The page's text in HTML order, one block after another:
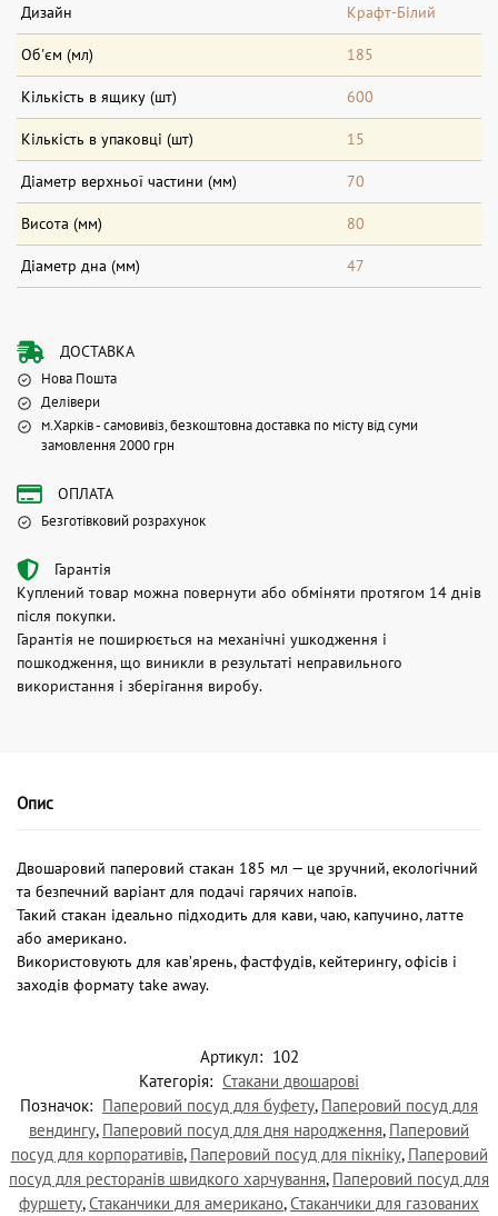
Дизайн Крафт-Білий
Об'єм (мл) 185
Кількість в ящику (шт) 600
Кількість в упаковці (шт) 15
Діаметр верхньої частини (мм) 70
Висота (мм) 80
Діаметр дна (мм) 47
ДОСТАВКА
Нова Пошта
Делівери
м.Харків - самовивіз, безкоштовна доставка по місту від суми
замовлення 2000 грн
ОПЛАТА
Безготівковий розрахунок
Гарантія
Куплений товар можна повернути або обміняти протягом 14 днів
після покупки.
Гарантія не поширюється на механічні ушкодження і
пошкодження, що виникли в результаті неправильного
використання і зберігання виробу.
Опис
Двошаровий паперовий стакан 185 мл — це зручний, екологічний
та безпечний варіант для подачі гарячих напоїв.
Такий стакан ідеально підходить для кави, чаю, капучино, латте
або американо.
Використовують для кав’ярень, фастфудів, кейтерингу, офісів і
заходів формату take away.
Артикул: 102
Категорія: Стакани двошарові
Позначок: Паперовий посуд для буфету, Паперовий посуд для
вендингу, Паперовий посуд для дня народження, Паперовий
посуд для корпоративів, Паперовий посуд для пікніку, Паперовий
посуд для ресторанів швидкого харчування, Паперовий посуд для
фуршету,Стаканчики для американо,Стаканчики для газованих